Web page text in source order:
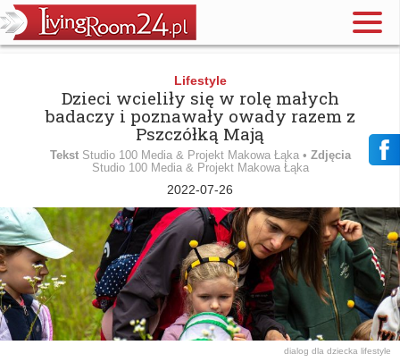
Lifestyle
Dzieci wcieliły się w rolę małych
badaczy i poznawały owady razem z
Pszczółką Mają
Tekst Studio 100 Media & Projekt Makowa Łąka • Zdjęcia
Studio 100 Media & Projekt Makowa Łąka
2022-07-26
dialog dla dziecka lifestyle